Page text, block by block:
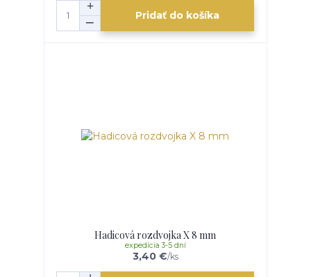
Pridať do košíka
Hadicová rozdvojka X 8 mm
3,40 €/ks
expedícia 3-5 dní